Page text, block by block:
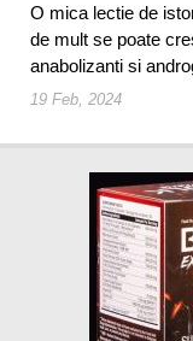
O mica lectie de
de mult se poate
anabolizanti si
19 Feb, 2024